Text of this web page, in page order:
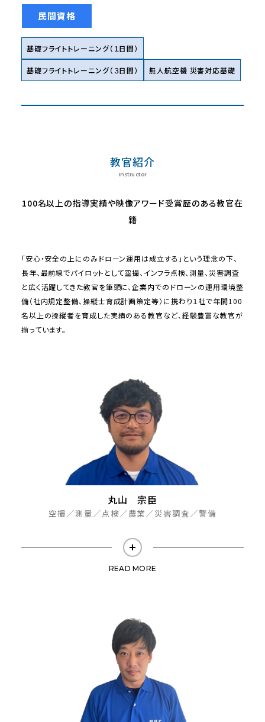
民間資格
基礎フライトトレーニング（１日間）
基礎フライトトレーニング（３日間） 無人航空機 災害対応基礎
教官紹介
Instructor
100名以上の指導実績や映像アワード受賞歴のある教官在
籍
「安心・安全の上にのみドローン運用は成立する」という理念の下、
長年、最前線でパイロットとして空撮、インフラ点検、測量、災害調査
と広く活躍してきた教官を筆頭に、企業内でのドローンの運用環境整
備（社内規定整備、操縦士育成計画策定等）に携わり１社で年間100
名以上の操縦者を育成した実績のある教官など、経験豊富な教官が
揃っています。
丸山 宗臣
空撮／測量／点検／農業／災害調査／警備
READ MORE